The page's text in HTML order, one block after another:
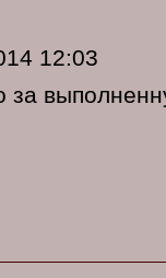
12:03